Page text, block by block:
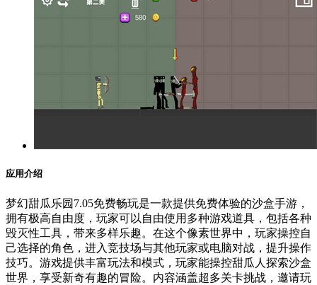
应用介绍
梦幻甜瓜乐园7.05免费畅玩是一款提供免费体验的沙盒手游，
拥有极高自由度，玩家可以自由使用多种游戏道具，包括各种
毁灭性工具，带来多样乐趣。在这个像素世界中，玩家操控自
己选择的角色，进入竞技场与其他玩家或电脑对战，提升操作
技巧。游戏提供丰富玩法和模式，玩家能操控甜瓜人探索沙盒
世界，享受新奇有趣的冒险。内容涵盖超多关卡挑战，邀请玩